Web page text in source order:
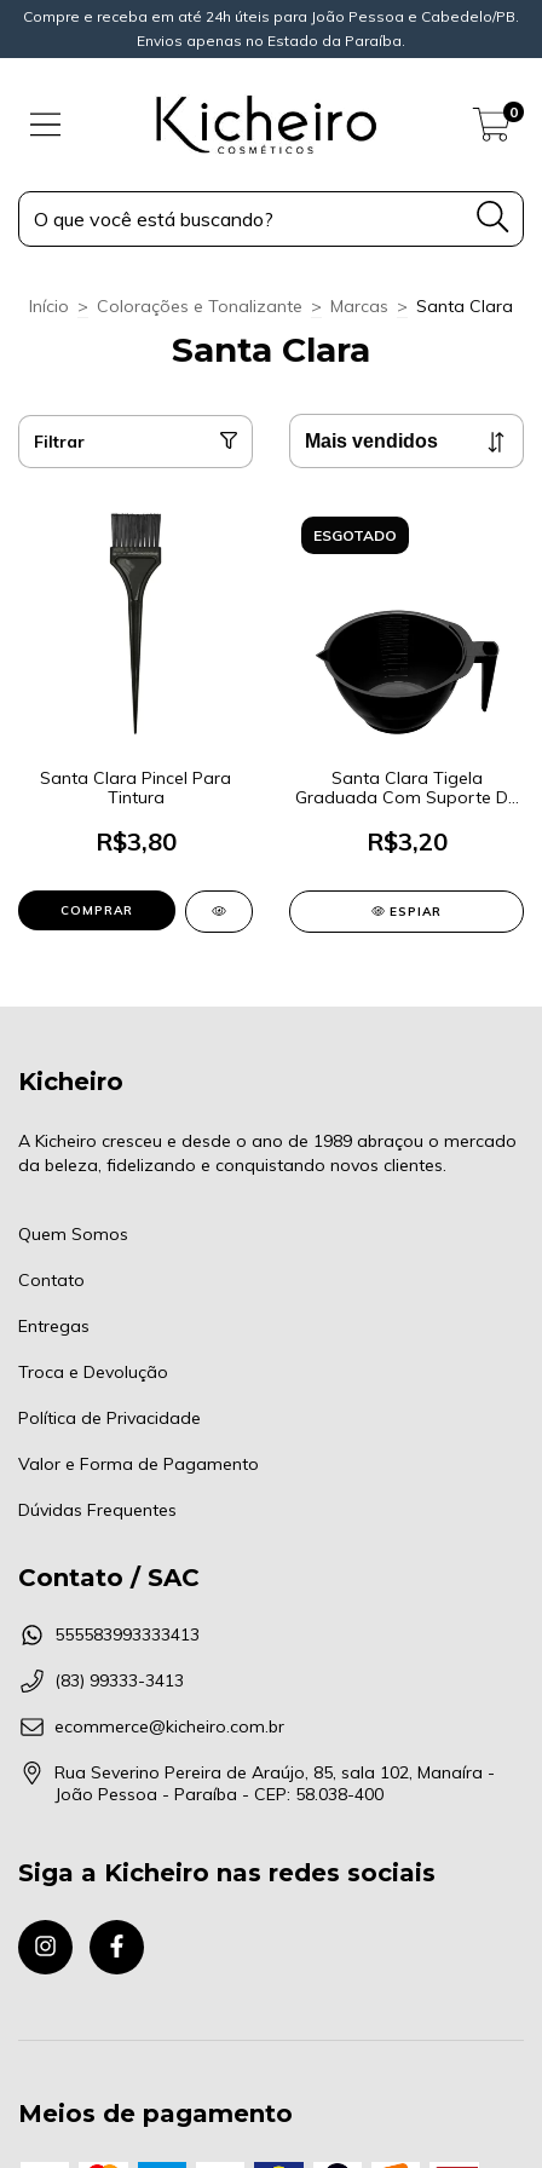
Compre e receba em até 24h úteis para João Pessoa e Cabedelo/PB.
Envios apenas no Estado da Paraíba.
0
Início > Colorações e Tonalizante > Marcas > Santa Clara
Santa Clara
Filtrar
Santa Clara Pincel Para
Tintura
R$3,80
ESGOTADO
Santa Clara Tigela
Graduada Com Suporte De
Sortidas
R$3,20
ESPIAR
Kicheiro
A Kicheiro cresceu e desde o ano de 1989 abraçou o mercado
da beleza, fidelizando e conquistando novos clientes.
Quem Somos
Contato
Entregas
Troca e Devolução
Política de Privacidade
Valor e Forma de Pagamento
Dúvidas Frequentes
Contato / SAC
555583993333413
(83) 99333-3413
ecommerce@kicheiro.com.br
Rua Severino Pereira de Araújo, 85, sala 102, Manaíra -
João Pessoa - Paraíba - CEP: 58.038-400
Siga a Kicheiro nas redes sociais
Meios de pagamento